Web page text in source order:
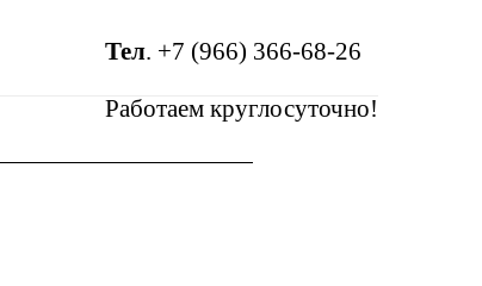
Тел. +7 (966) 366-68-26
Работаем круглосуточно!